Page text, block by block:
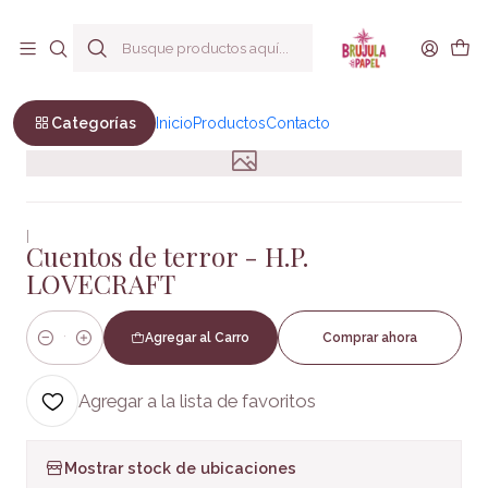
Categorías InicioProductosContacto
|
Cuentos de terror - H.P.
LOVECRAFT
Cantidad
Agregar al Carro Comprar ahora
Agregar a la lista de favoritos
Mostrar stock de ubicaciones